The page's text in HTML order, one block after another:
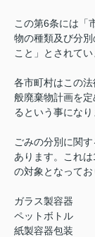
この第6条には「
物の種類及び分
こと」とされてい
各市町村はこの
般廃棄物計画を
るという事になり
ごみの分別に関
あります。これ
の対象となってお
ガラス製容器
ペットボトル
紙製容器包装